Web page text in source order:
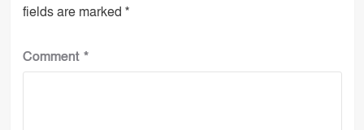
fields are marked *
Comment *